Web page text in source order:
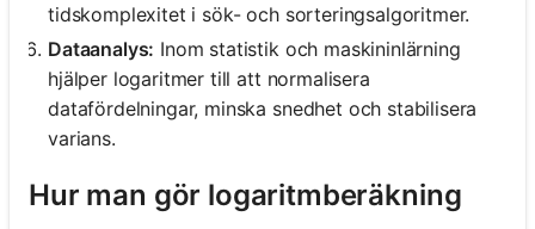
tidskomplexitet i sök- och sorteringsalgoritmer.
Dataanalys: Inom statistik och maskininlärning
hjälper logaritmer till att normalisera
datafördelningar, minska snedhet och stabilisera
varians.
Hur man gör logaritmberäkning